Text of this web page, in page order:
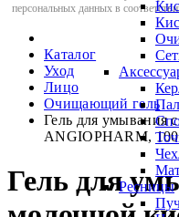
Ресницы
персональных данных в
Каталог
Уход
Лицо
Очищающий гель
Гель для умывания
ANGIOPHARM,
Гель для